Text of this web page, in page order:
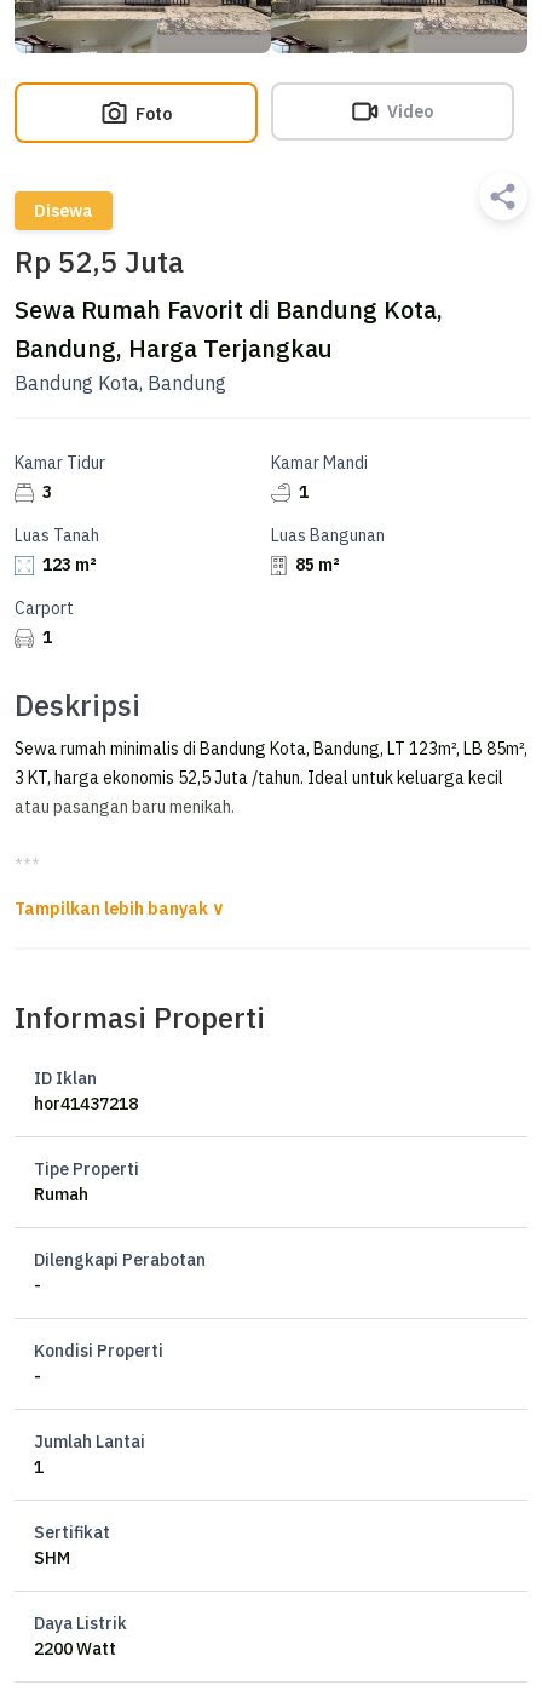
Foto Video
Disewa
Rp 52,5 Juta
Sewa Rumah Favorit di Bandung Kota,
Bandung, Harga Terjangkau
Bandung Kota, Bandung
Kamar Tidur
3
Kamar Mandi
1
Luas Tanah
123 m²
Luas Bangunan
85 m²
Carport
1
Deskripsi
Sewa rumah minimalis di Bandung Kota, Bandung, LT 123m², LB 85m²,
3 KT, harga ekonomis 52,5 Juta /tahun. Ideal untuk keluarga kecil
atau pasangan baru menikah.
***
*Rumah Bumi Kopo Kencana*
LT 123 m
LB 85 m
Hadap Timur
Carport 1 car
Informasi Properti
ID Iklan
hor41437218
Tipe Properti
Rumah
Dilengkapi Perabotan
-
Kondisi Properti
-
Jumlah Lantai
1
Sertifikat
SHM
Daya Listrik
2200 Watt